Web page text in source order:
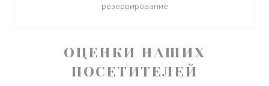
ОЦЕНКИ НАШИХ
ПОСЕТИТЕЛЕЙ
резервирование